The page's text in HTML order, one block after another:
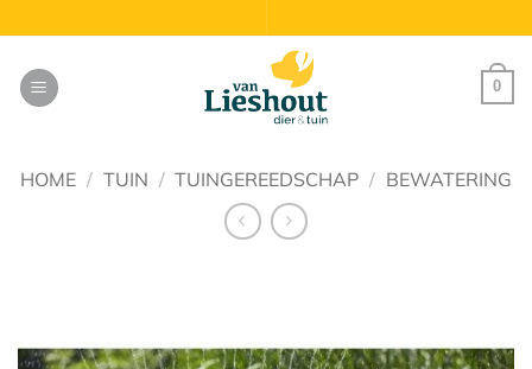
naar
inhoud
0
HOME / TUIN / TUINGEREEDSCHAP / BEWATERING